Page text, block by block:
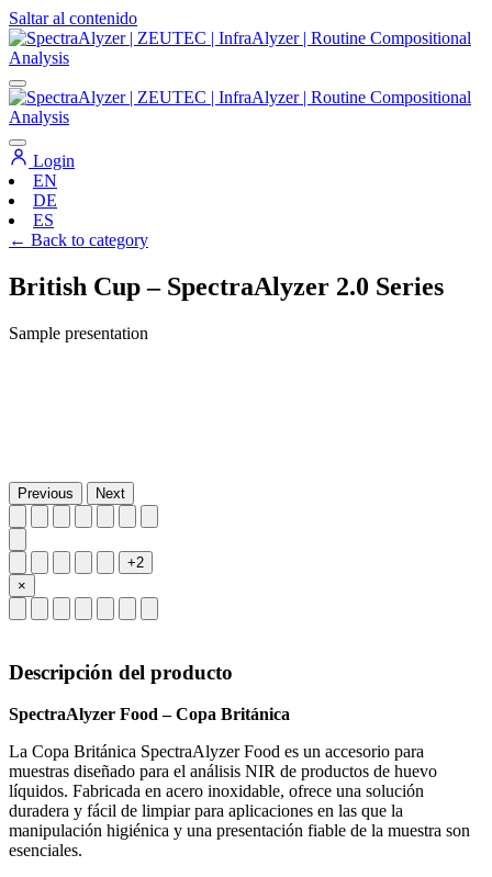
Saltar al contenido
Navegación
principal
Login
EN
DE
ES
← Back to category
British Cup – SpectraAlyzer 2.0 Series
Sample presentation
Previous Next
+2
×
Descripción del producto
SpectraAlyzer Food – Copa Británica
La Copa Británica SpectraAlyzer Food es un accesorio para
muestras diseñado para el análisis NIR de productos de huevo
líquidos. Fabricada en acero inoxidable, ofrece una solución
duradera y fácil de limpiar para aplicaciones en las que la
manipulación higiénica y una presentación fiable de la muestra son
esenciales.